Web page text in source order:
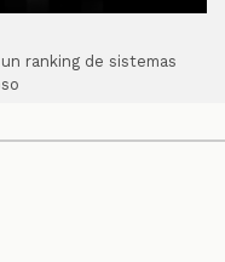
ranking de sistemas